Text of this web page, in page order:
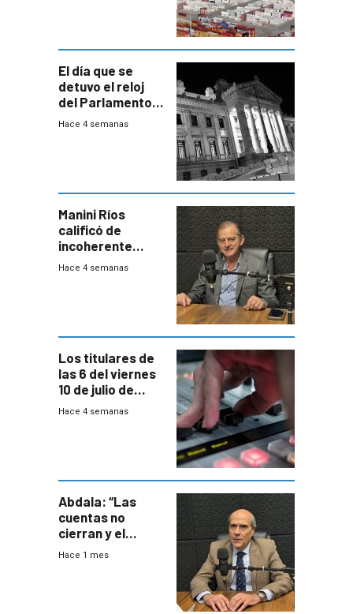
El día que se
detuvo el reloj
del Parlamento
para negociar
Hace 4 semanas
Manini Ríos
calificó de
incoherente
decisión de
Hace 4 semanas
Los titulares de
las 6 del viernes
10 de julio de
2026
Hace 4 semanas
Abdala: “Las
cuentas no
cierran y el
balance del
Hace 1 mes